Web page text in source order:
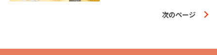
次のページ